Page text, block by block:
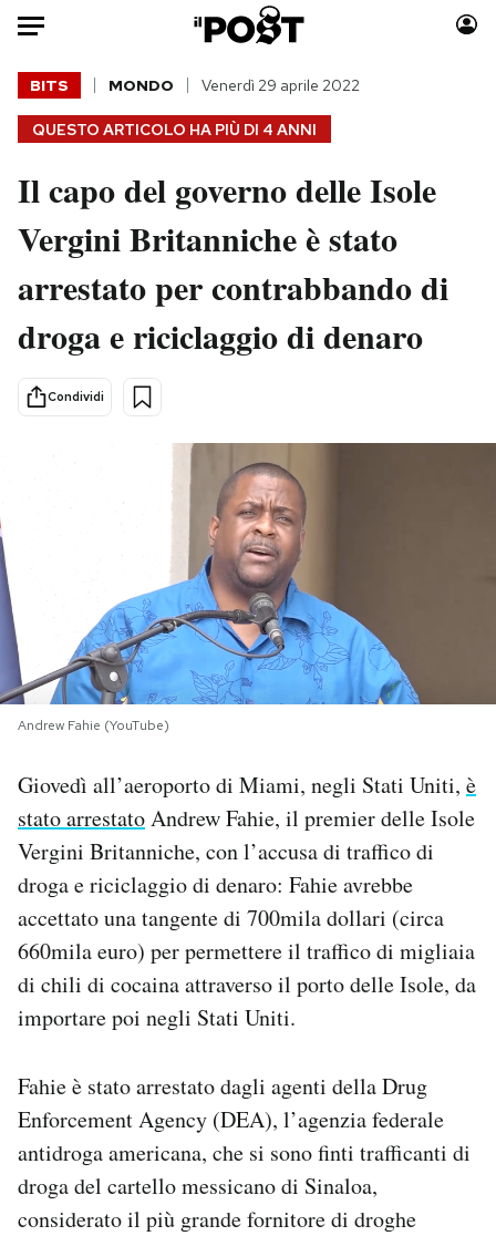
Auto
HOME
Italia
Politica
Tecnologia
Scienza
Cultura
Economia
Moda
Consumismi
Storie/Idee
Media
Mondiali calcio 2026
NEWSLETTER
I MIEI PREFERITI
CALENDARIO
AREA PERSONALE
Area Personale
Newsletter
Notifiche mobile
Esci
QUESTO ARTICOLO HA PIÙ DI 4 ANNI
BITS MONDO Venerdì 29 aprile 2022
Il capo del governo delle Isole
Vergini Britanniche è stato
arrestato per contrabbando di
droga e riciclaggio di denaro
Condividi
Andrew Fahie (YouTube)
Giovedì all’aeroporto di Miami, negli Stati Uniti, è
stato arrestatoAndrew Fahie, il premier delle Isole
Vergini Britanniche, con l’accusa di traffico di
droga e riciclaggio di denaro: Fahie avrebbe
accettato una tangente di 700mila dollari (circa
660mila euro) per permettere il traffico di migliaia
di chili di cocaina attraverso il porto delle Isole, da
importare poi negli Stati Uniti.
Fahie è stato arrestato dagli agenti della Drug
Enforcement Agency (DEA), l’agenzia federale
antidroga americana, che si sono finti trafficanti di
droga del cartello messicano di Sinaloa,
considerato il più grande fornitore di droghe